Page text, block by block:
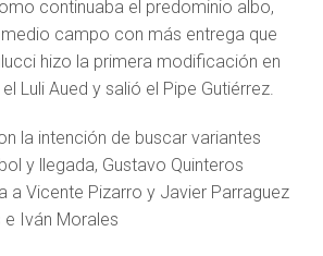
continuaba el predominio albo,
campo con más entrega que
hizo la primera modificación en
Luli Aued y salió el Pipe Gutiérrez.
la intención de buscar variantes
y llegada, Gustavo Quinteros
a Vicente Pizarro y Javier Parraguez
e Iván Morales